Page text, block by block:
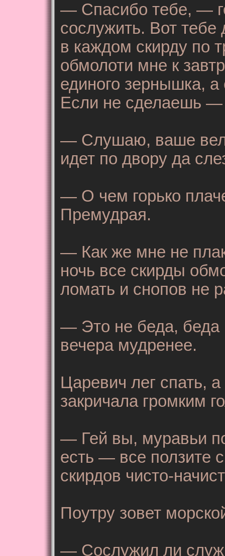
— Спасибо тебе, —
сослужить. Вот тебе
в каждом скирду по
обмолоти мне к
единого зернышка,
Если не сделаешь —
— Слушаю, ваше
идет по двору да
— О чем горько
Премудрая.
— Как же мне не
ночь все скирды
ломать и снопов не
— Это не беда, беда
вечера мудренее.
Царевич лег спать,
закричала громким
— Гей вы, муравьи
есть — все ползите
скирдов чисто-
Поутру зовет
— Сослужил ли